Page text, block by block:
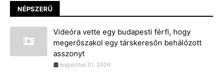
NÉPSZERŰ
Videóra vette egy budapesti férfi, hogy
megerőszakol egy társkeresőn behálózott
asszonyt
augusztus 01, 2026